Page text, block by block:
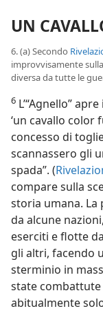
UN
6. (a) Secondo
improvvisamente
diversa da tutte le
6 L’“Agnello”
‘un cavallo color
concesso di
scannassero gli
spada”. (
compare sulla
storia umana. La
da alcune
eserciti e flotte
gli altri, facendo
sterminio in
state
abitualmente